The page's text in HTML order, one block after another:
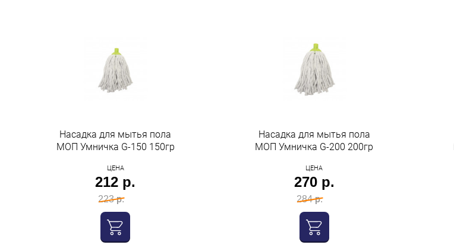
Насадка для мытья пола
МОП Умничка G-150 150гр
ЦЕНА
212 р.
223 р.
Насадка для мытья пола
МОП Умничка G-200 200гр
ЦЕНА
270 р.
284 р.